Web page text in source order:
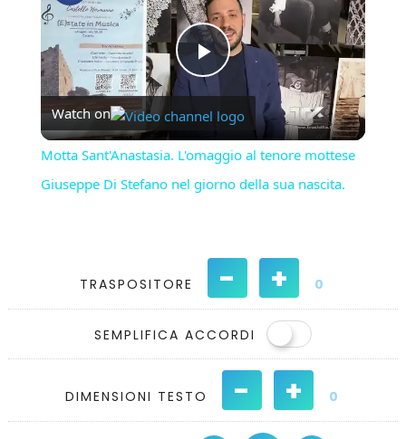
Play
Video
Watch on
Motta Sant'Anastasia. L'omaggio al tenore mottese
Giuseppe Di Stefano nel giorno della sua nascita.
TRASPOSITORE - + 0
SEMPLIFICA ACCORDI
DIMENSIONI TESTO - + 0